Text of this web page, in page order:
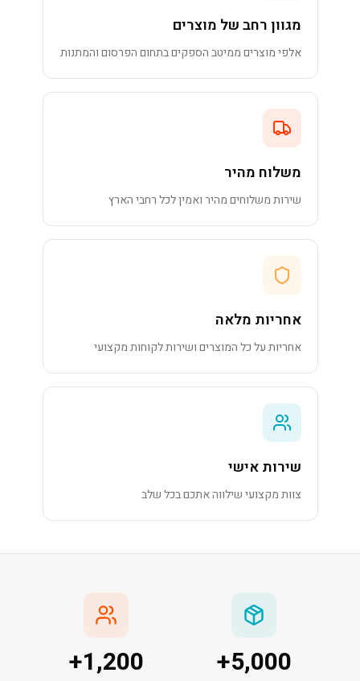
מגוון רחב של מוצרים
אלפי מוצרים ממיטב הספקים בתחום הפרסום והמתנות
משלוח מהיר
שירות משלוחים מהיר ואמין לכל רחבי הארץ
אחריות מלאה
אחריות על כל המוצרים ושירות לקוחות מקצועי
שירות אישי
צוות מקצועי שילווה אתכם בכל שלב
5,000
+
1,200
+